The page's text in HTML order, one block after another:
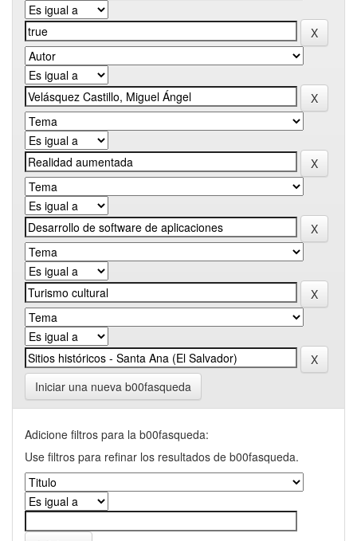
Iniciar una nueva b00fasqueda
Adicione filtros para la b00fasqueda:
Use filtros para refinar los resultados de b00fasqueda.